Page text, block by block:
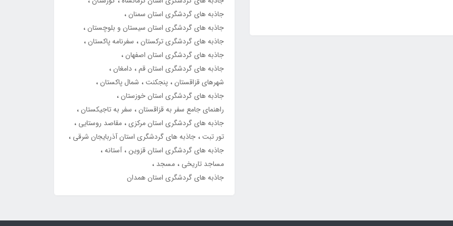
جاذبه های گردشگری استان سمنان
جاذبه های گردشگری استان سیستان و بلوچستان
جاذبه های گردشگری ترکستان سفرنامه پاکستان
جاذبه های گردشگری استان اصفهان
جاذبه های گردشگری استان قم دامغان
شهرهای قزاقستان پنجکنت شمال پاکستان
جاذبه های گردشگری استان خوزستان
راهنمای جامع سفر به قزاقستان سفر به تاجیکستان
جاذبه های گردشگری استان مرکزی مقاصد روستایی
تور تبت جاذبه های گردشگری استان آذربایجان شرقی
جاذبه های گردشگری استان قزوین آستانه
مساجد تاریخی مسجد
جاذبه های گردشگری استان همدان